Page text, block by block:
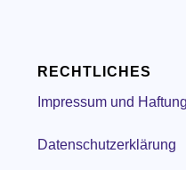
RECHTLICHES
Impressum und
Datenschutzerklärung